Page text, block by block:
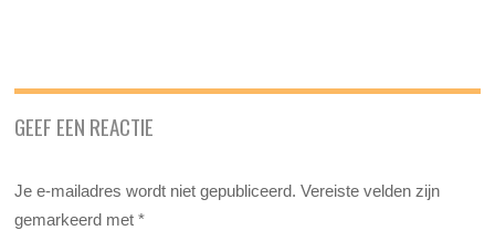
GEEF EEN REACTIE
Je e-mailadres wordt niet gepubliceerd. Vereiste velden zijn
gemarkeerd met*